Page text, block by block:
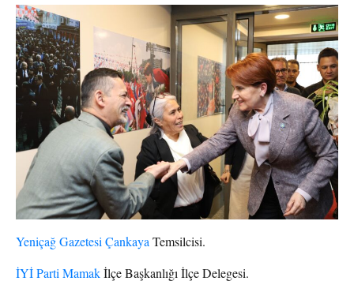
Yeniçağ Gazetesi Çankaya Temsilcisi.
İYİ Parti Mamakİlçe Başkanlığı İlçe Delegesi.